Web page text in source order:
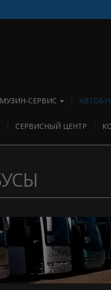
СЕРВИС
СЕРВИСНЫЙ ЦЕНТР